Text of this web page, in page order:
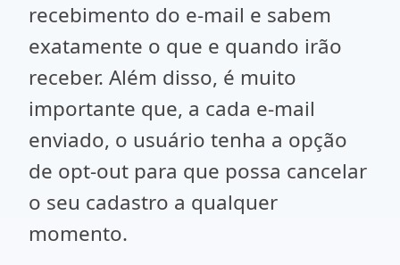
recebimento do e-mail e sabem
exatamente o que e quando irão
receber. Além disso, é muito
importante que, a cada e-mail
enviado, o usuário tenha a opção
de opt-out para que possa cancelar
o seu cadastro a qualquer
momento.